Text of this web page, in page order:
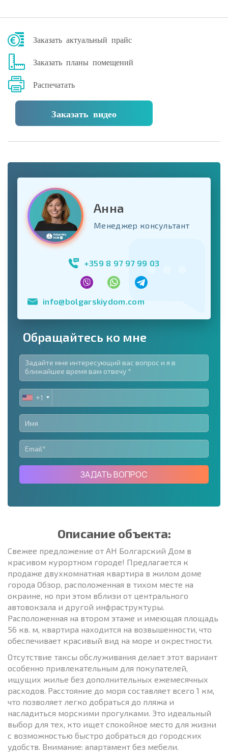
Заказать актуальный прайс
Заказать планы помещений
Распечатать
Заказать видео
Анна
Менеджер консультант
+359 8 97 97 99 03
info@bolgarskiydom.com
Обращайтесь ко мне
UNITED
STATES
+1
+1
ЗАДАТЬ ВОПРОС
Описание объекта:
Свежее предложение от АН Болгарский Дом в
красивом курортном городе! Предлагается к
продаже двухкомнатная квартира в жилом доме
города Обзор, расположенная в тихом месте на
окраине, но при этом вблизи от центрального
автовокзала и другой инфраструктуры.
Расположенная на втором этаже и имеющая площадь
56 кв. м, квартира находится на возвышенности, что
обеспечивает красивый вид на море и окрестности.
Отсутствие таксы обслуживания делает этот вариант
особенно привлекательным для покупателей,
ищущих жилье без дополнительных ежемесячных
расходов. Расстояние до моря составляет всего 1 км,
что позволяет легко добраться до пляжа и
насладиться морскими прогулками. Это идеальный
выбор для тех, кто ищет спокойное место для жизни
с возможностью быстро добраться до городских
удобств. Внимание: апартамент без мебели.